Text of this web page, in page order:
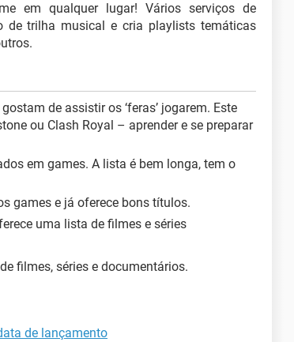
em qualquer lugar! Vários serviços de
de trilha musical e cria playlists temáticas
de assistir os ‘feras’ jogarem. Este
ou Clash Royal – aprender e se preparar
em games. A lista é bem longa, tem o
games e já oferece bons títulos.
uma lista de filmes e séries
filmes, séries e documentários.
de lançamento